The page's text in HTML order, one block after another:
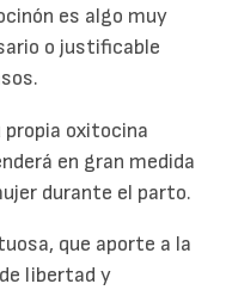
es algo muy
o justificable
propia oxitocina
en gran medida
durante el parto.
que aporte a la
libertad y